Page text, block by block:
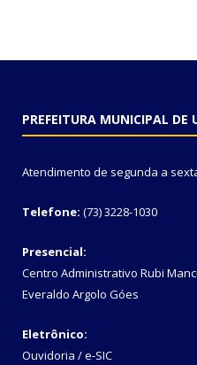
PREFEITURA MUNICIPAL DE
Atendimento de segunda a
Telefone: (73) 3228-1030
Presencial:
Centro Administrativo Rubi
Everaldo Argolo Góes
Eletrônico:
Ouvidoria /e-SIC